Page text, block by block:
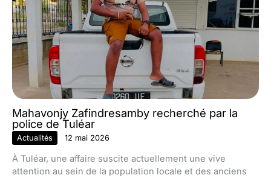
Mahavonjy Zafindresamby recherché par la
police de Tuléar
Actualités 12 mai 2026
À Tuléar, une affaire suscite actuellement une vive
attention au sein de la population locale et des anciens